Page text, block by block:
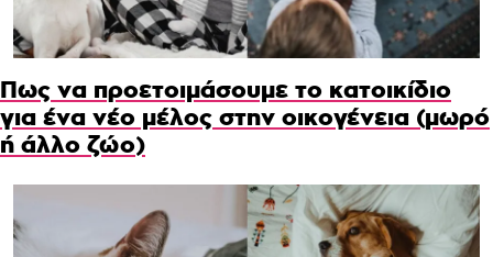
Πως να προετοιμάσουμε το κατοικίδιο
για ένα νέο μέλος στην οικογένεια (μωρό
ή άλλο ζώο)